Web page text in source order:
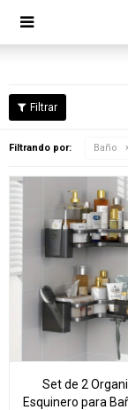

Filtrando por: Baño
Set de 2
Esquinero para